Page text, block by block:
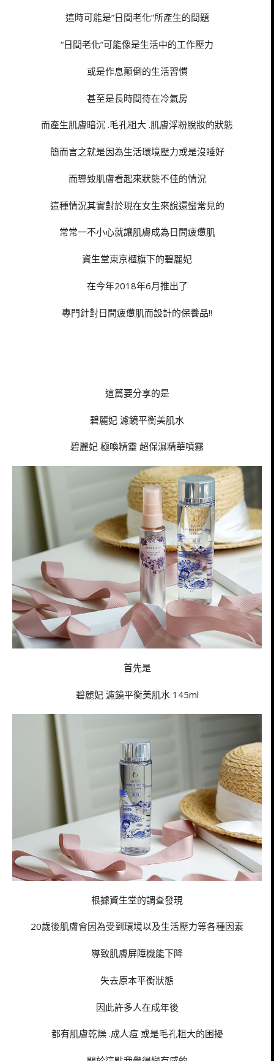
這時可能是”日間老化”所產生的問題
“日間老化”可能像是生活中的工作壓力
或是作息顛倒的生活習慣
甚至是長時間待在冷氣房
而產生肌膚暗沉 .毛孔粗大 .肌膚浮粉脫妝的狀態
簡而言之就是因為生活環境壓力或是沒睡好
而導致肌膚看起來狀態不佳的情況
這種情況其實對於現在女生來說還蠻常見的
常常一不小心就讓肌膚成為日間疲憊肌
資生堂東京櫃旗下的碧麗妃
在今年2018年6月推出了
專門針對日間疲憊肌而設計的保養品!!
這篇要分享的是
碧麗妃 濾鏡平衡美肌水
碧麗妃 極喚精靈 超保濕精華噴霧
首先是
碧麗妃 濾鏡平衡美肌水 145ml
根據資生堂的調查發現
20歲後肌膚會因為受到環境以及生活壓力等各種因素
導致肌膚屏障機能下降
失去原本平衡狀態
因此許多人在成年後
都有肌膚乾燥 .成人痘 或是毛孔粗大的困擾